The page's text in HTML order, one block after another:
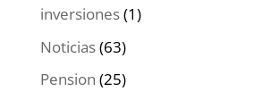
inversiones(1)
Noticias(63)
Pension (25)